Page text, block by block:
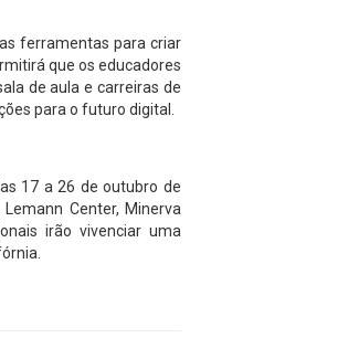
ferramentas para criar
que os educadores
de aula e carreiras de
para o futuro digital.
17 a 26 de outubro de
Center, Minerva
irão vivenciar uma